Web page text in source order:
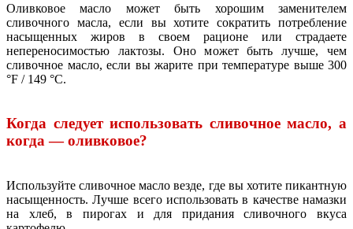
Оливковое масло может быть хорошим заменителем
сливочного масла, если вы хотите сократить потребление
насыщенных жиров в своем рационе или страдаете
непереносимостью лактозы. Оно может быть лучше, чем
сливочное масло, если вы жарите при температуре выше 300
°F / 149 °C.
Когда следует использовать сливочное масло, а
когда — оливковое?
Используйте сливочное масло везде, где вы хотите пикантную
насыщенность. Лучше всего использовать в качестве намазки
на хлеб, в пирогах и для придания сливочного вкуса